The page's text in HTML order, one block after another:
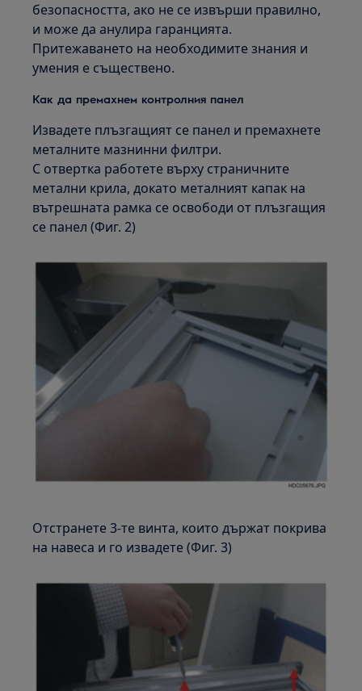
безопасността, ако не се извърши правилно,
и може да анулира гаранцията.
Притежаването на необходимите знания и
умения е съществено.
Как да премахнем контролния панел
Извадете плъзгащият се панел и премахнете
металните мазнинни филтри.
С отвертка работете върху страничните
метални крила, докато металният капак на
вътрешната рамка се освободи от плъзгащия
се панел (Фиг. 2)
Отстранете 3-те винта, които държат покрива
на навеса и го извадете (Фиг. 3)